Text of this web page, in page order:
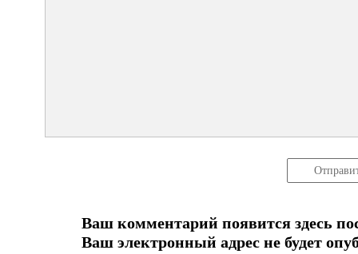
Ваш комментарий появится здесь
Ваш электронный адрес не будет